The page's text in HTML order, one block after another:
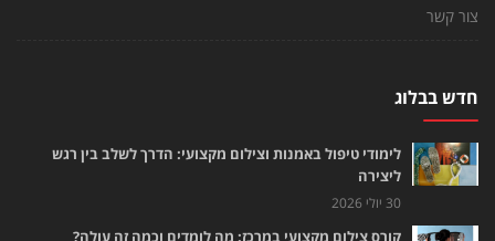
צור קשר
חדש בבלוג
לימודי טיפול באמנות וצילום מקצועי: הדרך לשלב בין רגש
ליצירה
30 יולי 2026
קורס צילום מקצועי במרכז: מה לומדים וכמה זה עולה?